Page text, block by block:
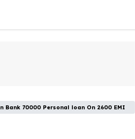
Bank 70000 Personal loan On 2600 EMI